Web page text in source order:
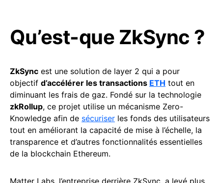
Qu’est-que ZkSync ?
ZkSync est une solution de layer 2 qui a pour
objectif d’accélérer les transactions ETH tout en
diminuant les frais de gaz. Fondé sur la technologie
zkRollup, ce projet utilise un mécanisme Zero-
Knowledge afin de sécuriser les fonds des utilisateurs
tout en améliorant la capacité de mise à l’échelle, la
transparence et d’autres fonctionnalités essentielles
de la blockchain Ethereum.
Matter Labs, l’entreprise derrière ZkSync, a levé plus